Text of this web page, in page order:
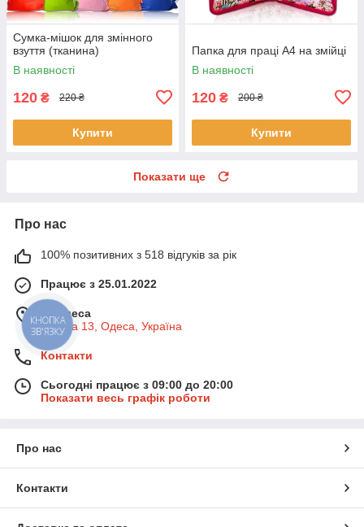
Сумка-мішок для змінного
взуття (тканина)
В наявності
120 ₴ 220 ₴
Купити
Папка для праці А4 на змійці
В наявності
120 ₴ 200 ₴
Купити
Показати ще
Про нас
100% позитивних з 518 відгуків за рік
Працює з 25.01.2022
м. Одеса
Базова 13, Одеса, Україна
Контакти
Сьогодні працює з 09:00 до 20:00
Показати весь графік роботи
Про нас
Контакти
КНОПКА
ЗВ'ЯЗКУ